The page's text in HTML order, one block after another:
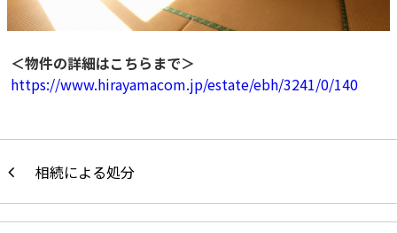
＜物件の詳細はこちらまで＞
https://www.hirayamacom.jp/estate/ebh/3241/0/140
相続による処分